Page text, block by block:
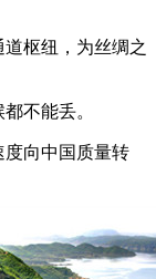
枢纽，为丝绸之
不能丢。
向中国质量转